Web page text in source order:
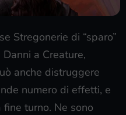
Stregonerie di “sparo”
a Creature,
anche distruggere
numero di effetti, e
turno. Ne sono